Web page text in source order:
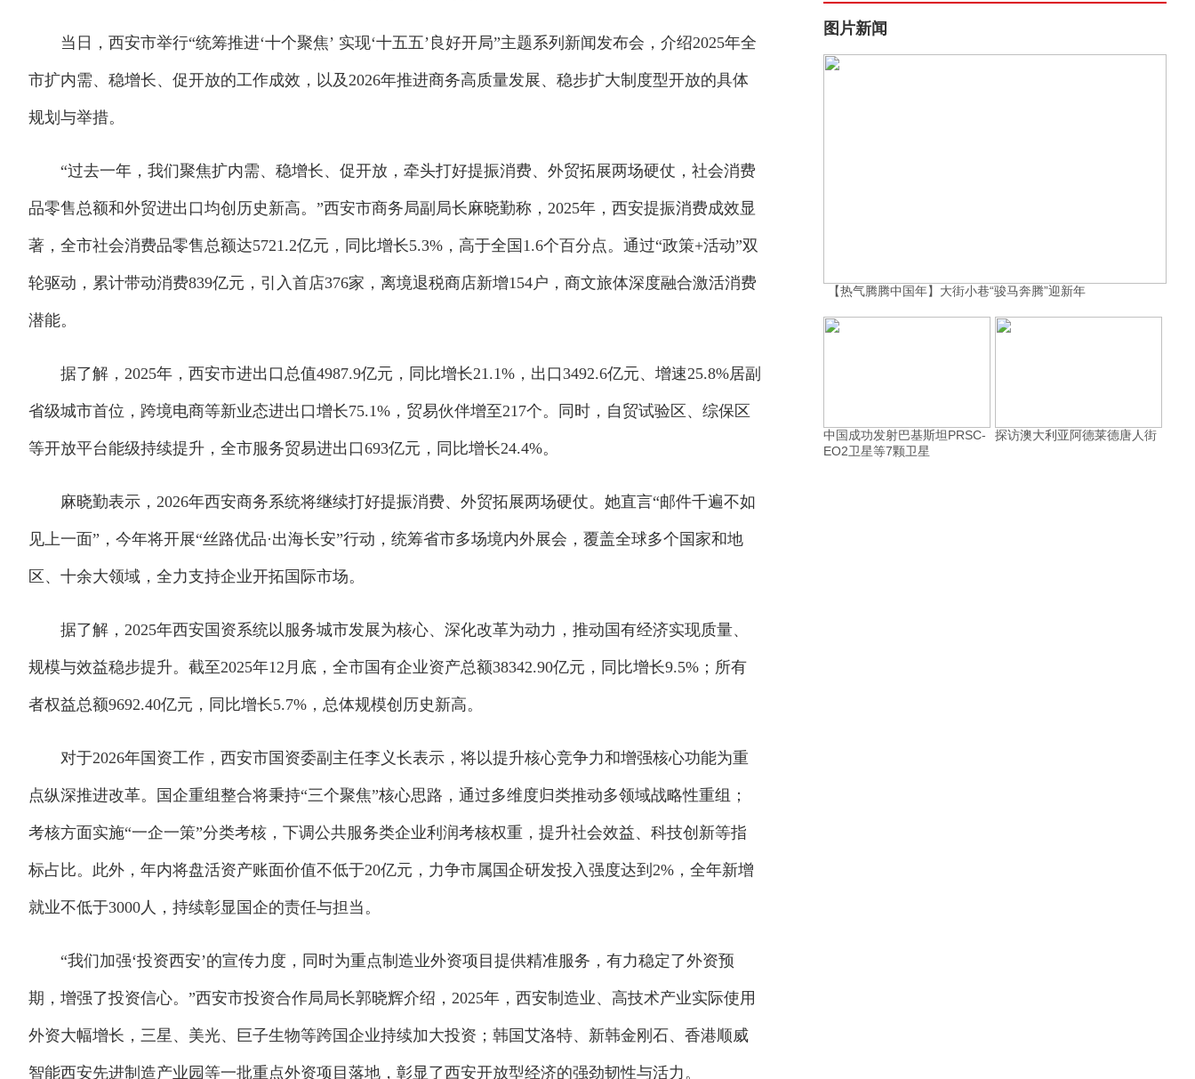
当日，西安市举行“统筹推进‘十个聚焦’ 实现‘十五五’良好开局”主题系列新闻发布会，介绍2025年全
市扩内需、稳增长、促开放的工作成效，以及2026年推进商务高质量发展、稳步扩大制度型开放的具体
规划与举措。
“过去一年，我们聚焦扩内需、稳增长、促开放，牵头打好提振消费、外贸拓展两场硬仗，社会消费
品零售总额和外贸进出口均创历史新高。”西安市商务局副局长麻晓勤称，2025年，西安提振消费成效显
著，全市社会消费品零售总额达5721.2亿元，同比增长5.3%，高于全国1.6个百分点。通过“政策+活动”双
轮驱动，累计带动消费839亿元，引入首店376家，离境退税商店新增154户，商文旅体深度融合激活消费
潜能。
据了解，2025年，西安市进出口总值4987.9亿元，同比增长21.1%，出口3492.6亿元、增速25.8%居副
省级城市首位，跨境电商等新业态进出口增长75.1%，贸易伙伴增至217个。同时，自贸试验区、综保区
等开放平台能级持续提升，全市服务贸易进出口693亿元，同比增长24.4%。
麻晓勤表示，2026年西安商务系统将继续打好提振消费、外贸拓展两场硬仗。她直言“邮件千遍不如
见上一面”，今年将开展“丝路优品·出海长安”行动，统筹省市多场境内外展会，覆盖全球多个国家和地
区、十余大领域，全力支持企业开拓国际市场。
据了解，2025年西安国资系统以服务城市发展为核心、深化改革为动力，推动国有经济实现质量、
规模与效益稳步提升。截至2025年12月底，全市国有企业资产总额38342.90亿元，同比增长9.5%；所有
者权益总额9692.40亿元，同比增长5.7%，总体规模创历史新高。
对于2026年国资工作，西安市国资委副主任李义长表示，将以提升核心竞争力和增强核心功能为重
点纵深推进改革。国企重组整合将秉持“三个聚焦”核心思路，通过多维度归类推动多领域战略性重组；
考核方面实施“一企一策”分类考核，下调公共服务类企业利润考核权重，提升社会效益、科技创新等指
标占比。此外，年内将盘活资产账面价值不低于20亿元，力争市属国企研发投入强度达到2%，全年新增
就业不低于3000人，持续彰显国企的责任与担当。
“我们加强‘投资西安’的宣传力度，同时为重点制造业外资项目提供精准服务，有力稳定了外资预
期，增强了投资信心。”西安市投资合作局局长郭晓辉介绍，2025年，西安制造业、高技术产业实际使用
外资大幅增长，三星、美光、巨子生物等跨国企业持续加大投资；韩国艾洛特、新韩金刚石、香港顺威
智能西安先进制造产业园等一批重点外资项目落地，彰显了西安开放型经济的强劲韧性与活力。
图片新闻
【热气腾腾中国年】大街小巷“骏马奔腾”迎新年
中国成功发射巴基斯坦PRSC-
EO2卫星等7颗卫星
探访澳大利亚阿德莱德唐人街